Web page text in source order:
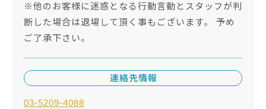
※他のお客様に迷惑となる行動言動とスタッフが判
断した場合は退場して頂く事もございます。 予め
ご了承下さい。
連絡先情報
03-5209-4088